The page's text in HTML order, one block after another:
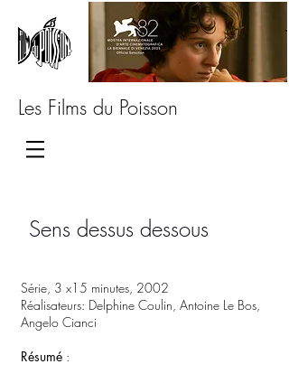
Les Films du Poisson
Sens dessus dessous
Série, 3 x15 minutes, 2002
Réalisateurs: Delphine Coulin, Antoine Le Bos,
Angelo Cianci
Résumé :